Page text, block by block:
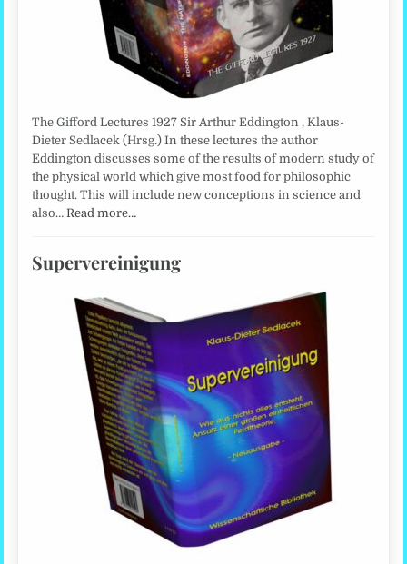
The Gifford Lectures 1927 Sir Arthur Eddington , Klaus-
Dieter Sedlacek (Hrsg.) In these lectures the author
Eddington discusses some of the results of modern study of
the physical world which give most food for philosophic
thought. This will include new conceptions in science and
also…Read more…
Supervereinigung